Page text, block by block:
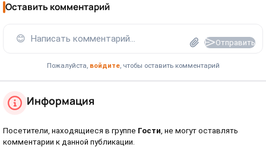
Оставить комментарий
😊 Написать комментарий... Отправить
Пожалуйста, войдите, чтобы оставить комментарий
Информация
Посетители, находящиеся в группе Гости , не могут оставлять
комментарии к данной публикации.